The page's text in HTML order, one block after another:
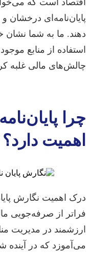
پایان‌نامه‌ای درخشان
دهند. ما به شما نشان
استفاده از منابع
چالش‌های مالی غلبه
چرا
اهمیت دارد؟
درک اهمیت نگارش
فراتر از صرفه‌جویی
ارزشمند در مدیریت
می‌آموزد که در آینده